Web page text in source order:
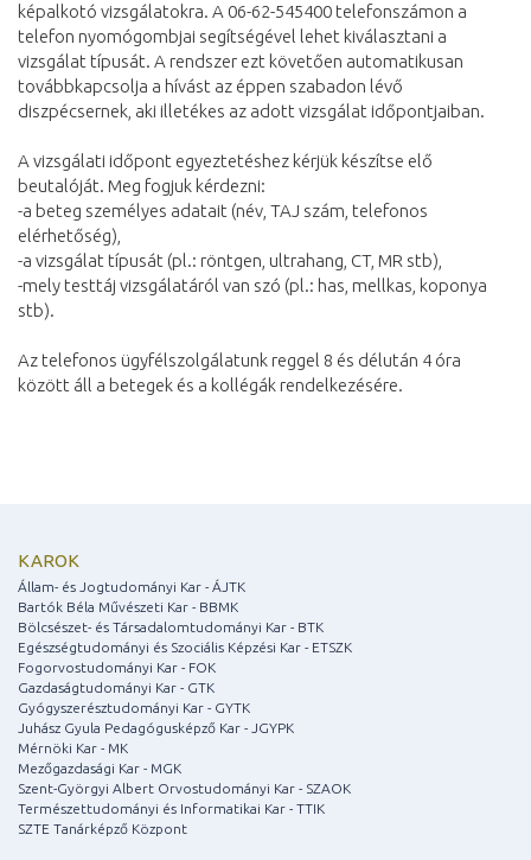
képalkotó vizsgálatokra. A 06-62-545400 telefonszámon a
telefon nyomógombjai segítségével lehet kiválasztani a
vizsgálat típusát. A rendszer ezt követően automatikusan
továbbkapcsolja a hívást az éppen szabadon lévő
diszpécsernek, aki illetékes az adott vizsgálat időpontjaiban.
A vizsgálati időpont egyeztetéshez kérjük készítse elő
beutalóját. Meg fogjuk kérdezni:
-a beteg személyes adatait (név, TAJ szám, telefonos
elérhetőség),
-a vizsgálat típusát (pl.: röntgen, ultrahang, CT, MR stb),
-mely testtáj vizsgálatáról van szó (pl.: has, mellkas, koponya
stb).
Az telefonos ügyfélszolgálatunk reggel 8 és délután 4 óra
között áll a betegek és a kollégák rendelkezésére.
KAROK
Állam- és Jogtudományi Kar - ÁJTK
Bartók Béla Művészeti Kar - BBMK
Bölcsészet- és Társadalomtudományi Kar - BTK
Egészségtudományi és Szociális Képzési Kar - ETSZK
Fogorvostudományi Kar - FOK
Gazdaságtudományi Kar - GTK
Gyógyszerésztudományi Kar - GYTK
Juhász Gyula Pedagógusképző Kar - JGYPK
Mérnöki Kar - MK
Mezőgazdasági Kar - MGK
Szent-Györgyi Albert Orvostudományi Kar - SZAOK
Természettudományi és Informatikai Kar - TTIK
SZTE Tanárképző Központ